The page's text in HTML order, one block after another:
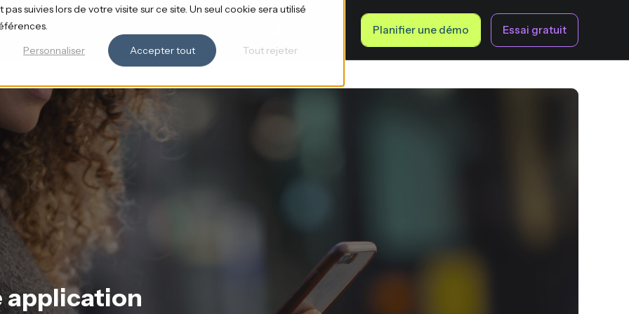
suivies lors de votre visite sur ce site. Un seul cookie sera utilisé
Personnaliser
Accepter tout Tout rejeter
Solutions Planifier une démo Essai gratuit
application